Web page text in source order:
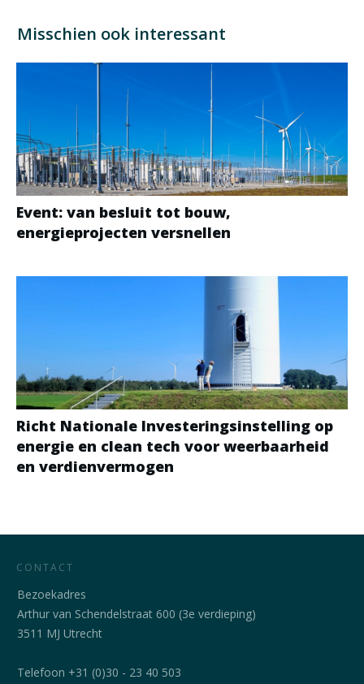
Misschien ook interessant
Event: van besluit tot bouw,
energieprojecten versnellen
Richt Nationale Investeringsinstelling op
energie en clean tech voor weerbaarheid
en verdienvermogen
CONTACT
Bezoekadres
Arthur van Schendelstraat 600 (3e verdieping)
3511 MJ Utrecht
Telefoon +31 (0)30 - 23 40 503